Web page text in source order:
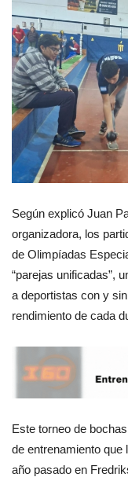
Según explicó Juan
organizadora, los
de Olimpíadas
“parejas unificadas”,
a deportistas con y
rendimiento de cada
Este torneo de
de entrenamiento que
año pasado en